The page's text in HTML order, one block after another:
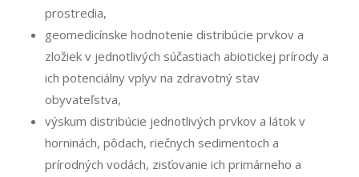
prostredia,
geomedicínske hodnotenie distribúcie prvkov a
zložiek v jednotlivých súčastiach abiotickej prírody a
ich potenciálny vplyv na zdravotný stav
obyvateľstva,
výskum distribúcie jednotlivých prvkov a látok v
horninách, pôdach, riečnych sedimentoch a
prírodných vodách, zisťovanie ich primárneho a